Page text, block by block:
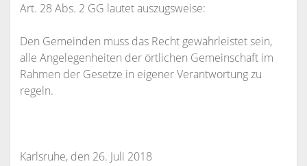
Art. 28 Abs. 2 GG lautet auszugsweise:
Den Gemeinden muss das Recht gewährleistet sein,
alle Angelegenheiten der örtlichen Gemeinschaft im
Rahmen der Gesetze in eigener Verantwortung zu
regeln.
Karlsruhe, den 26. Juli 2018